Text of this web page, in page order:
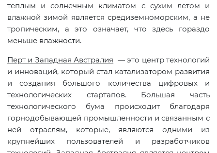
теплым и солнечным климатом с сухим летом и
влажной зимой является средиземноморским, а не
тропическим, а это означает, что здесь гораздо
меньше влажности.
Перт и Западная Австралия — это центр технологий
и инноваций, который стал катализатором развития
и создания большого количества цифровых и
технологических стартапов. Большая часть
технологического бума происходит благодаря
горнодобывающей промышленности и связанным с
ней отраслям, которые, являются одними из
крупнейших пользователей и разработчиков